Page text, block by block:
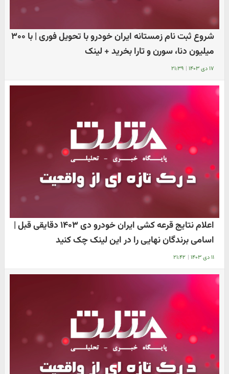
شروع ثبت نام زمستانه ایران خودرو با تحویل فوری | با ۳۰۰
میلیون دنا، سورن و تارا بخرید + لینک
۱۷ دی ۱۴۰۳ | ۲۱:۳۹
اعلام نتایج قرعه کشی ایران خودرو دی ۱۴۰۳ دقایقی قبل |
اسامی ​برندگان نهایی را در این لینک چک کنید
۱۱ دی ۱۴۰۳ | ۲۱:۴۲